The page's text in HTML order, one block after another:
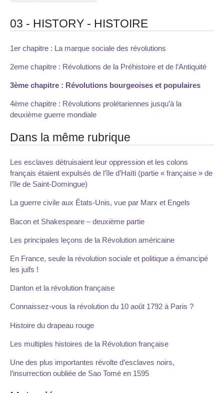
03 - HISTORY - HISTOIRE
1er chapitre : La marque sociale des révolutions
2eme chapitre : Révolutions de la Préhistoire et de l’Antiquité
3ème chapitre : Révolutions bourgeoises et populaires
4ème chapitre : Révolutions prolétariennes jusqu’à la
deuxième guerre mondiale
Dans la même rubrique
Les esclaves détruisaient leur oppression et les colons
français étaient expulsés de l’île d’Haïti (partie « française » de
l’île de Saint-Domingue)
La guerre civile aux États-Unis, vue par Marx et Engels
Bacon et Shakespeare – deuxième partie
Les principales leçons de la Révolution américaine
En France, seule la révolution sociale et politique a émancipé
les juifs !
Danton et la révolution française
Connaissez-vous la révolution du 10 août 1792 à Paris ?
Histoire du drapeau rouge
Les multiples histoires de la Révolution française
Une des plus importantes révolte d’esclaves noirs,
l’insurrection oubliée de Sao Tomé en 1595